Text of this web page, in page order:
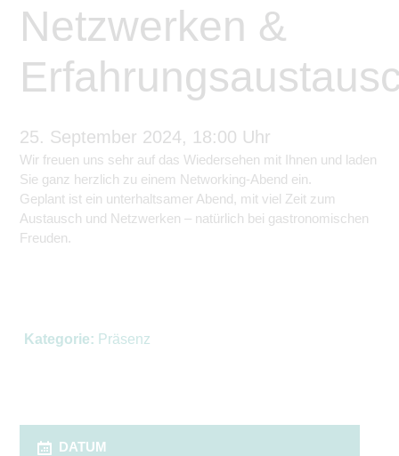
Netzwerken &
25. September 2024, 18:00 Uhr
Wir freuen uns sehr auf das Wiedersehen mit Ihnen und laden
Sie ganz herzlich zu einem Networking-Abend ein.
Geplant ist ein unterhaltsamer Abend, mit viel Zeit zum
Austausch und Netzwerken – natürlich bei gastronomischen
Freuden.
Kategorie: Präsenz
DATUM